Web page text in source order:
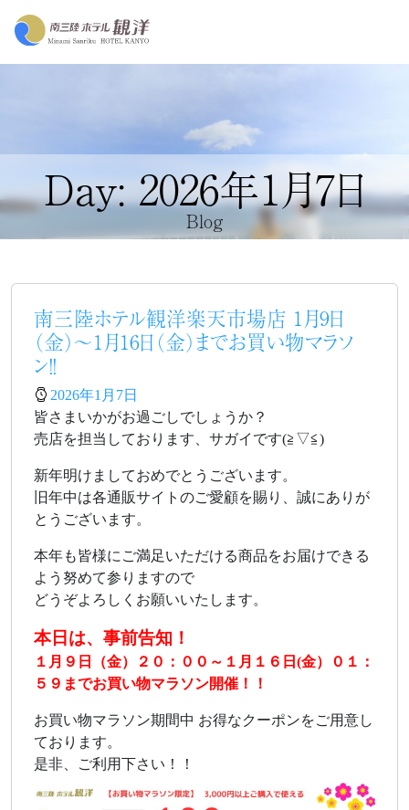
Day: 2026年1月7日
Blog
南三陸ホテル観洋楽天市場店 1月9日
（金）～1月16日（金）までお買い物マラソ
ン！！
2026年1月7日
皆さまいかがお過ごしでしょうか？
売店を担当しております、サガイです(≧▽≦)
新年明けましておめでとうございます。
旧年中は各通販サイトのご愛顧を賜り、誠にありが
とうございます。
本年も皆様にご満足いただける商品をお届けできる
よう努めて参りますので
どうぞよろしくお願いいたします。
本日は、事前告知！
１月９日（金）２０：００～１月１６日(金）０１：
５９までお買い物マラソン開催！！
お買い物マラソン期間中 お得なクーポンをご用意し
ております。
是非、ご利用下さい！！